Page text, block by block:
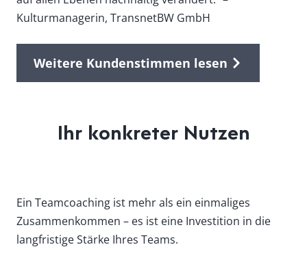
Kulturmanagerin, TransnetBW GmbH
Weitere Kundenstimmen lesen
Ihr konkreter Nutzen
Ein Teamcoaching ist mehr als ein einmaliges
Zusammenkommen – es ist eine Investition in die
langfristige Stärke Ihres Teams.